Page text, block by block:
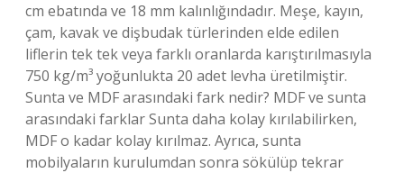
cm ebatında ve 18 mm kalınlığındadır. Meşe, kayın,
çam, kavak ve dişbudak türlerinden elde edilen
liflerin tek tek veya farklı oranlarda karıştırılmasıyla
750 kg/m³ yoğunlukta 20 adet levha üretilmiştir.
Sunta ve MDF arasındaki fark nedir? MDF ve sunta
arasındaki farklar Sunta daha kolay kırılabilirken,
MDF o kadar kolay kırılmaz. Ayrıca, sunta
mobilyaların kurulumdan sonra sökülüp tekrar